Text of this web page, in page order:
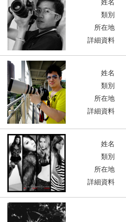
類別
所在地
詳細資料
姓名
類別
所在地
詳細資料
姓名
類別
所在地
詳細資料